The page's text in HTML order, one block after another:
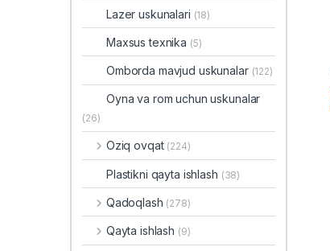
Lazer uskunalari (18)
Maxsus texnika (5)
Omborda mavjud uskunalar (122)
Oyna va rom uchun uskunalar
(26)
Oziq ovqat (224)
Plastikni qayta ishlash (38)
Qadoqlash (278)
Qayta ishlash (9)